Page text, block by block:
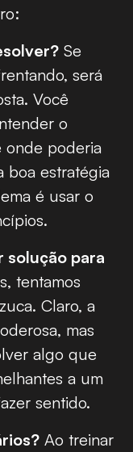
Se
será
Você
o
onde poderia
boa estratégia
é usar o
solução para
tentamos
Claro, a
mas
algo que
a um
sentido.
Ao treinar